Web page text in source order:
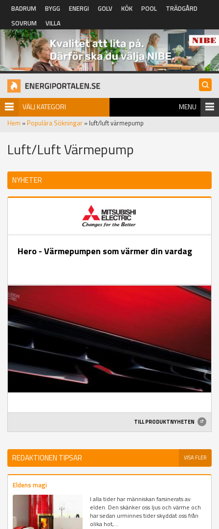
Hoppa till huvudinnehåll
BADRUM BYGG ENERGI GOLV KÖK POOL
TRÄDGÅRD
SOVRUM
VILLA
VÄLJ KATEGORI MENU
Hem » Populära Sökningar » luft/luft värmepump
Luft/luft Värmepump
NYHETER
Hero - Värmepumpen som värmer din vardag
TILL PRODUKTNYHETEN
REDAKTIONEN TIPSAR VISA FLER
Eldens magi
I alla tider har människan farsinerats av
elden. Den skänker oss ljus och värme och
har sedan urminnes tider skyddat oss från
olika hot,...